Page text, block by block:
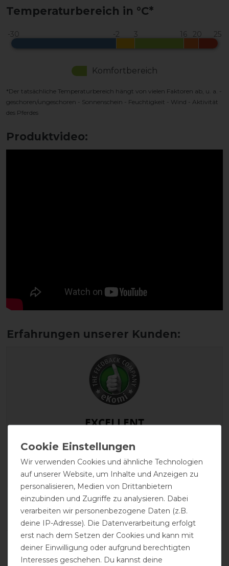
Temperaturbereich in °C*
Komfortbereich
*Der tatsächliche Temperaturbereich hängt von vielen Faktoren ab, u. a. -
geschoren/ungeschoren - Sonnenschein - Feuchtigkeit - Wind - Aktivität
des Pferdes
Produktvideo:
EXCELLENT
Bucas Anniversary Turnout
Light SD 0g - Black/Silver
Product Reviews
23
4.9/5
Wir verwenden Cookies und ähnliche Technologien
auf unserer Website, um Inhalte und Anzeigen zu
personalisieren, Medien von Drittanbietern
einzubinden und Zugriffe zu analysieren. Dabei
verarbeiten wir personenbezogene Daten (z.B.
deine IP-Adresse). Die Datenverarbeitung erfolgt
erst nach dem Setzen der Cookies und kann mit
deiner Einwilligung oder aufgrund berechtigten
Interesses geschehen. Du kannst deine